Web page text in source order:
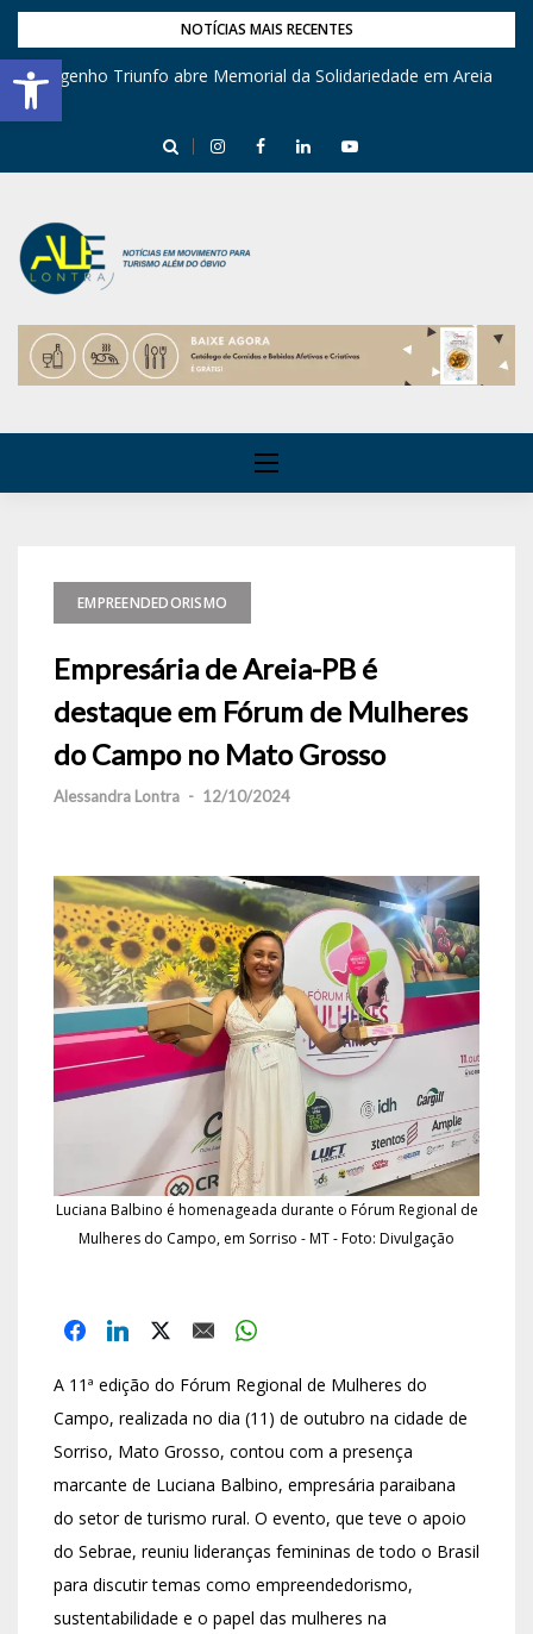
Barra de Ferramentas Aberta
NOTÍCIAS MAIS RECENTES
Engenho Triunfo abre Memorial da Solidariedade em Areia
EMPREENDEDORISMO
Empresária de Areia-PB é
destaque em Fórum de Mulheres
do Campo no Mato Grosso
Alessandra Lontra - 12/10/2024
Luciana Balbino é homenageada durante o Fórum Regional de
Mulheres do Campo, em Sorriso - MT - Foto: Divulgação
A 11ª edição do Fórum Regional de Mulheres do
Campo, realizada no dia (11) de outubro na cidade de
Sorriso, Mato Grosso, contou com a presença
marcante de Luciana Balbino, empresária paraibana
do setor de turismo rural. O evento, que teve o apoio
do Sebrae, reuniu lideranças femininas de todo o Brasil
para discutir temas como empreendedorismo,
sustentabilidade e o papel das mulheres na